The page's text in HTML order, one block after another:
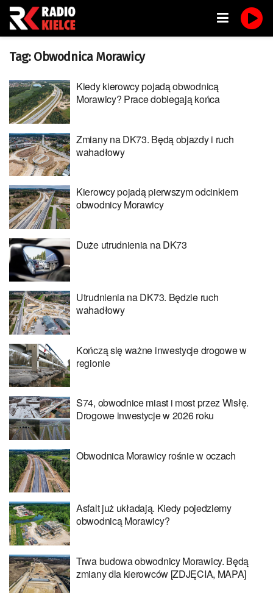
Tag: Obwodnica Morawicy
Kiedy kierowcy pojadą obwodnicą
Morawicy? Prace dobiegają końca
Zmiany na DK73. Będą objazdy i ruch
wahadłowy
Kierowcy pojadą pierwszym odcinkiem
obwodnicy Morawicy
Duże utrudnienia na DK73
Utrudnienia na DK73. Będzie ruch
wahadłowy
Kończą się ważne inwestycje drogowe w
regionie
S74, obwodnice miast i most przez Wisłę.
Drogowe inwestycje w 2026 roku
Obwodnica Morawicy rośnie w oczach
Asfalt już układają. Kiedy pojedziemy
obwodnicą Morawicy?
Trwa budowa obwodnicy Morawicy. Będą
zmiany dla kierowców [ZDJĘCIA, MAPA]